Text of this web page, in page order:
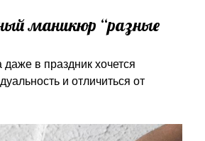
маникюр “разные
даже в праздник хочется
и отличиться от